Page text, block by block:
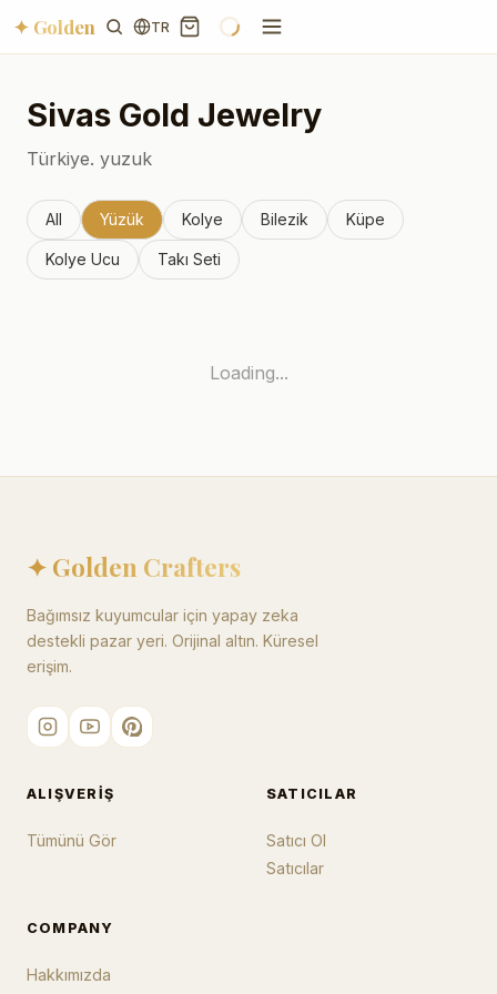
✦ Golden TR
Sivas Gold Jewelry
Türkiye. yuzuk
All Yüzük Kolye Bilezik Küpe
Kolye Ucu Takı Seti
Loading...
✦ Golden Crafters
Bağımsız kuyumcular için yapay zeka
destekli pazar yeri. Orijinal altın. Küresel
erişim.
ALIŞVERIŞ
Tümünü Gör
SATICILAR
Satıcı Ol
Satıcılar
COMPANY
Hakkımızda